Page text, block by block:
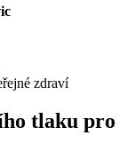
tlaku pro